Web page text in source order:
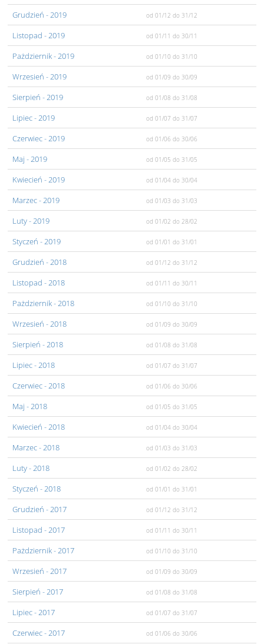
Grudzień - 2019 od 01/12 do 31/12
Listopad - 2019 od 01/11 do 30/11
Pażdziernik- 2019 od 01/10 do 31/10
Wrzesień - 2019 od 01/09 do 30/09
Sierpień - 2019 od 01/08 do 31/08
Lipiec- 2019 od 01/07 do 31/07
Czerwiec- 2019 od 01/06 do 30/06
Maj - 2019 od 01/05 do 31/05
Kwiecień - 2019 od 01/04 do 30/04
Marzec- 2019 od 01/03 do 31/03
Luty- 2019 od 01/02 do 28/02
Styczeń - 2019 od 01/01 do 31/01
Grudzień - 2018 od 01/12 do 31/12
Listopad - 2018 od 01/11 do 30/11
Pażdziernik- 2018 od 01/10 do 31/10
Wrzesień - 2018 od 01/09 do 30/09
Sierpień - 2018 od 01/08 do 31/08
Lipiec- 2018 od 01/07 do 31/07
Czerwiec- 2018 od 01/06 do 30/06
Maj - 2018 od 01/05 do 31/05
Kwiecień - 2018 od 01/04 do 30/04
Marzec- 2018 od 01/03 do 31/03
Luty- 2018 od 01/02 do 28/02
Styczeń - 2018 od 01/01 do 31/01
Grudzień - 2017 od 01/12 do 31/12
Listopad - 2017 od 01/11 do 30/11
Pażdziernik- 2017 od 01/10 do 31/10
Wrzesień - 2017 od 01/09 do 30/09
Sierpień - 2017 od 01/08 do 31/08
Lipiec- 2017 od 01/07 do 31/07
Czerwiec- 2017 od 01/06 do 30/06